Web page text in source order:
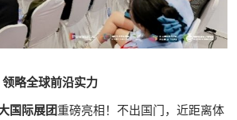
略全球前沿实力
国际展团重磅亮相！不出国门，近距离体